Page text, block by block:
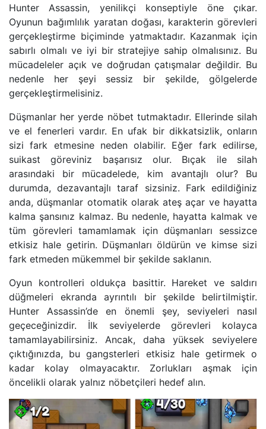
Hunter Assassin, yenilikçi konseptiyle öne çıkar.
Oyunun bağımlılık yaratan doğası, karakterin görevleri
gerçekleştirme biçiminde yatmaktadır. Kazanmak için
sabırlı olmalı ve iyi bir stratejiye sahip olmalısınız. Bu
mücadeleler açık ve doğrudan çatışmalar değildir. Bu
nedenle her şeyi sessiz bir şekilde, gölgelerde
gerçekleştirmelisiniz.
Düşmanlar her yerde nöbet tutmaktadır. Ellerinde silah
ve el fenerleri vardır. En ufak bir dikkatsizlik, onların
sizi fark etmesine neden olabilir. Eğer fark edilirse,
suikast göreviniz başarısız olur. Bıçak ile silah
arasındaki bir mücadelede, kim avantajlı olur? Bu
durumda, dezavantajlı taraf sizsiniz. Fark edildiğiniz
anda, düşmanlar otomatik olarak ateş açar ve hayatta
kalma şansınız kalmaz. Bu nedenle, hayatta kalmak ve
tüm görevleri tamamlamak için düşmanları sessizce
etkisiz hale getirin. Düşmanları öldürün ve kimse sizi
fark etmeden mükemmel bir şekilde saklanın.
Oyun kontrolleri oldukça basittir. Hareket ve saldırı
düğmeleri ekranda ayrıntılı bir şekilde belirtilmiştir.
Hunter Assassin’de en önemli şey, seviyeleri nasıl
geçeceğinizdir. İlk seviyelerde görevleri kolayca
tamamlayabilirsiniz. Ancak, daha yüksek seviyelere
çıktığınızda, bu gangsterleri etkisiz hale getirmek o
kadar kolay olmayacaktır. Zorlukları aşmak için
öncelikli olarak yalnız nöbetçileri hedef alın.